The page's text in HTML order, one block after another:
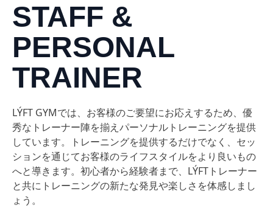
STAFF &
PERSONAL
TRAINER
LÝFT GYMでは、お客様のご要望にお応えするため、優
秀なトレーナー陣を揃えパーソナルトレーニングを提供
しています。トレーニングを提供するだけでなく、セッ
ションを通じてお客様のライフスタイルをより良いもの
へと導きます。初心者から経験者まで、LÝFTトレーナー
と共にトレーニングの新たな発見や楽しさを体感しまし
ょう。